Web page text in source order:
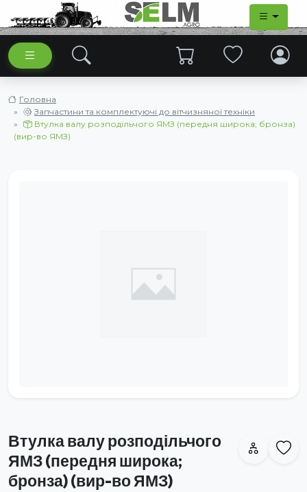
Головна
Запчастини та комплектуючі до вітчизняної техніки
Втулка валу розподільчого ЯМЗ (передня широка; бронза)
(вир-во ЯМЗ)
Втулка валу розподільчого
ЯМЗ (передня широка;
бронза) (вир-во ЯМЗ)